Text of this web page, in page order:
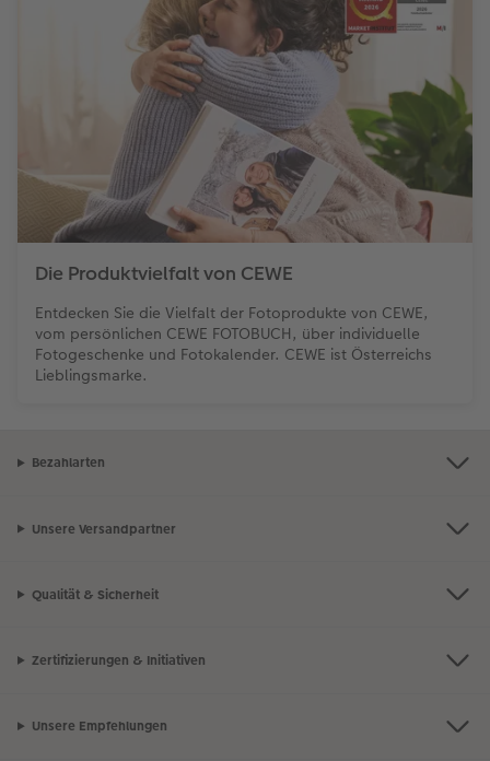
Die Produktvielfalt von CEWE
Entdecken Sie die Vielfalt der Fotoprodukte von CEWE,
vom persönlichen CEWE FOTOBUCH, über individuelle
Fotogeschenke und Fotokalender. CEWE ist Österreichs
Lieblingsmarke.
Bezahlarten
Unsere Versandpartner
Qualität & Sicherheit
Zertifizierungen & Initiativen
Unsere Empfehlungen